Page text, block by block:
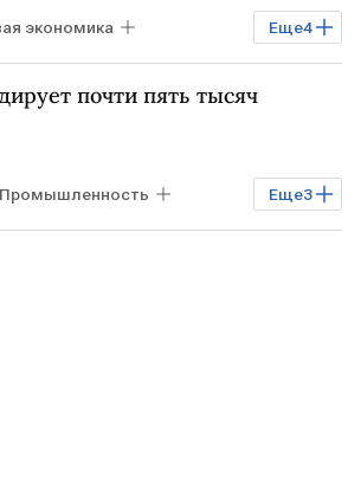
Еще4
экономика
Audi
почти пять тысяч
Еще3
Промышленность
Handelsblatt